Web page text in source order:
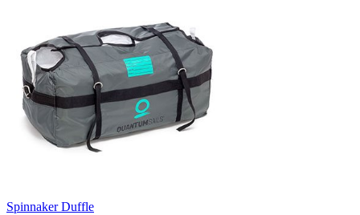
Spinnaker Duffle